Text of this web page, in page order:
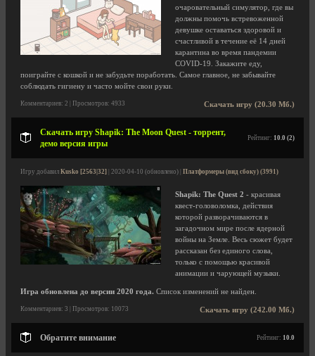
очаровательный симулятор, где вы
должны помочь встревоженной
девушке оставаться здоровой и
счастливой в течение её 14 дней
карантина во время пандемии
COVID-19. Закажите еду,
поиграйте с кошкой и не забудьте поработать. Самое главное, не забывайте
соблюдать гигиену и часто мойте свои руки.
Скачать игру (20.30 Мб.)
Комментариев: 2 | Просмотров: 4933
Скачать игру Shapik: The Moon Quest - торрент,
демо версия игры
Рейтинг: 10.0 (2)
Игру добавил Kusko [2563|32] | 2020-04-10 (обновлено) | Платформеры (вид сбоку) (3991)
Shapik: The Quest 2 - красивая
квест-головоломка, действия
которой разворачиваются в
загадочном мире после ядерной
войны на Земле. Весь сюжет будет
рассказан без единого слова,
только с помощью красивой
анимации и чарующей музыки.
Игра обновлена до версии 2020 года. Список изменений не найден.
Скачать игру (242.00 Мб.)
Комментариев: 3 | Просмотров: 10073
Обратите внимание Рейтинг: 10.0